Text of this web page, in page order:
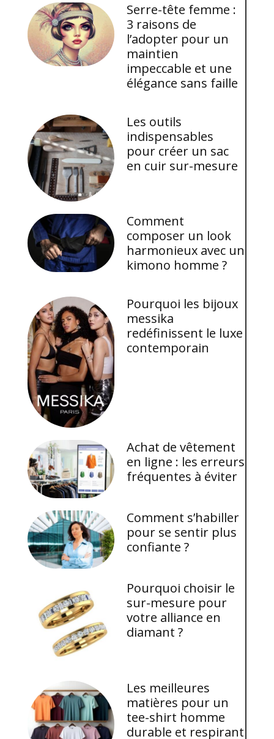
Serre-tête femme :
3 raisons de
l’adopter pour un
maintien
impeccable et une
élégance sans faille
Les outils
indispensables
pour créer un sac
en cuir sur-mesure
Comment
composer un look
harmonieux avec un
kimono homme ?
Pourquoi les bijoux
messika
redéfinissent le luxe
contemporain
Achat de vêtement
en ligne : les erreurs
fréquentes à éviter
Comment s’habiller
pour se sentir plus
confiante ?
Pourquoi choisir le
sur-mesure pour
votre alliance en
diamant ?
Les meilleures
matières pour un
tee-shirt homme
durable et respirant